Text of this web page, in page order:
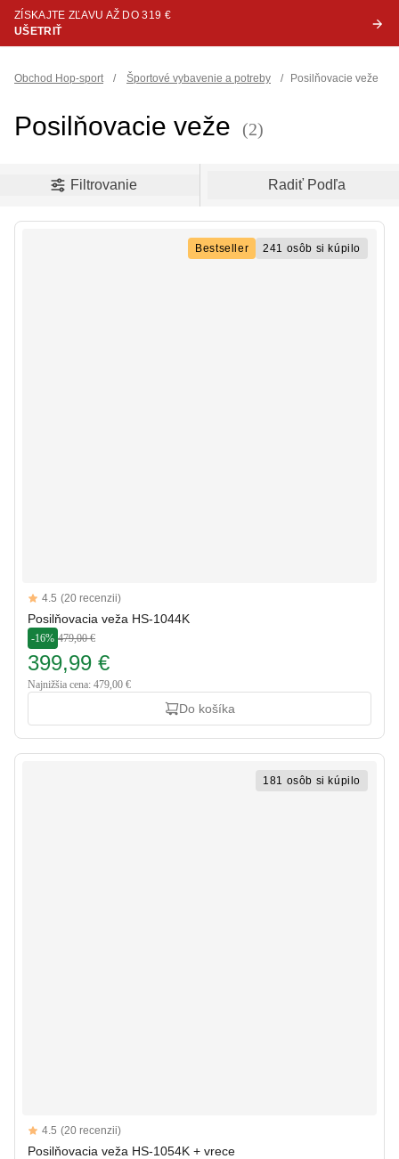
ZÍSKAJTE ZĽAVU AŽ DO 319 €
UŠETRIŤ
Obchod Hop-sport / Športové vybavenie a potreby / Posilňovacie veže
Posilňovacie veže (2)
Filtrovanie Radiť Podľa
Bestseller 241 osôb si kúpilo
Reviews
4.5 out of 5 stars
4.5 (20 recenzii)
Posilňovacia veža HS-1044K
-16% 479,00 €
399,99 €
Najnižšia cena: 479,00 €
Do košíka
181 osôb si kúpilo
Reviews
4.5 out of 5 stars
4.5 (20 recenzii)
Posilňovacia veža HS-1054K + vrece